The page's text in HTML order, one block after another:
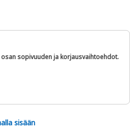
osan sopivuuden ja korjausvaihtoehdot.
sisään